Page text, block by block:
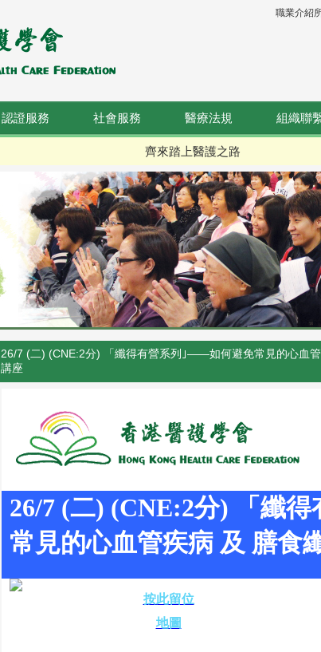
職業介紹
認證服務 社會服務 醫療法規 組織聯
齊來踏上醫護之路
26/7 (二) (CNE:2分) 「纖得有營系列｣——如何避免常見的心血
講座
26/7 (二) (CNE:2分) 「纖
常見的心血管疾病 及 膳食
按此留位
地圖